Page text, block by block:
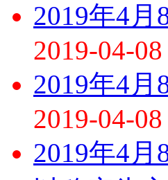
2019年4
2019-04-08
2019年4
2019-04-08
2019年4